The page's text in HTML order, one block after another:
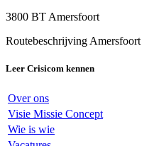
3800 BT Amersfoort
Routebeschrijving Amersfoort
Leer Crisicom kennen
Over ons
Visie Missie Concept
Wie is wie